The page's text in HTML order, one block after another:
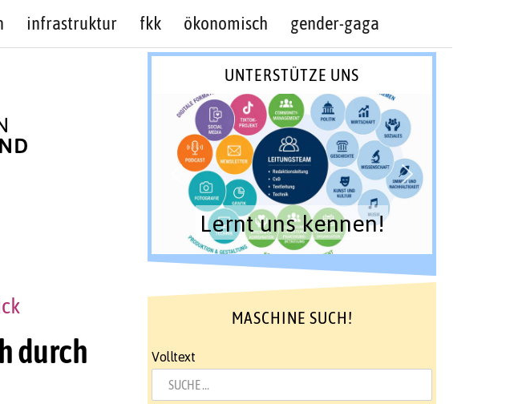
infrastruktur fkk ökonomisch gender-gaga
durch
UNTERSTÜTZE UNS
Lernt uns kennen!
MASCHINE SUCH!
Volltext